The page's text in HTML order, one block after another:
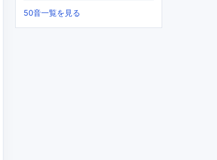
50音一覧を見る